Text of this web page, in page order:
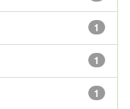
1
1
1